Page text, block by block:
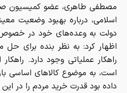
مصطفی طاهری، عضو کمیسیون
اسلامی، درباره بهبود وضعیت
دولت به وعده‌های خود در خصوص
اظهار کرد: به نظر بنده برای
راهکار عملیاتی وجود دارد.
است، به موضوع کالاهای اساسی
داده بود قدرت خرید مردم را در